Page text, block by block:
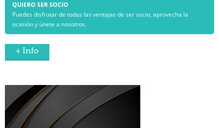
QUIERO SER SOCIO
Puedes disfrutar de todas las ventajas de ser socio, aprovecha la
ocasión y únete a nosotros.
+ Info